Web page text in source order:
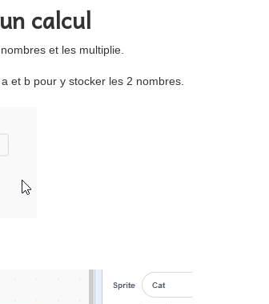
calcul
et les multiplie.
et b pour y stocker les 2 nombres.